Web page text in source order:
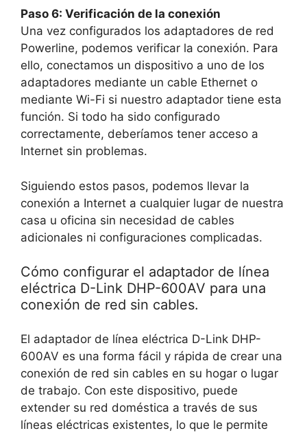
Paso 6: Verificación de la conexión
Una vez configurados los adaptadores de red
Powerline, podemos verificar la conexión. Para
ello, conectamos un dispositivo a uno de los
adaptadores mediante un cable Ethernet o
mediante Wi-Fi si nuestro adaptador tiene esta
función. Si todo ha sido configurado
correctamente, deberíamos tener acceso a
Internet sin problemas.
Siguiendo estos pasos, podemos llevar la
conexión a Internet a cualquier lugar de nuestra
casa u oficina sin necesidad de cables
adicionales ni configuraciones complicadas.
Cómo configurar el adaptador de línea
eléctrica D-Link DHP-600AV para una
conexión de red sin cables.
El adaptador de línea eléctrica D-Link DHP-
600AV es una forma fácil y rápida de crear una
conexión de red sin cables en su hogar o lugar
de trabajo. Con este dispositivo, puede
extender su red doméstica a través de sus
líneas eléctricas existentes, lo que le permite